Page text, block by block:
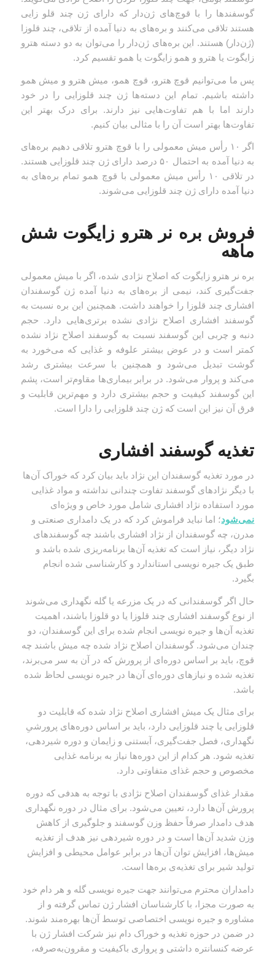
گوسفندها را با قوچ‌های ژن‌دار که دارای ژن چند قلو زایی
هستند تلاقی می‌کنند و بره‌های به دنیا آمده از تلاقی، چند قلوزا
(ژن‌دار) هستند. این بره‌های ژن‌دار را می‌توان به دو دسته هترو
زایگوت یا هترو و همو زایگوت یا همو تقسیم کرد.
پس ما می‌توانیم قوچ هترو، قوچ همو، میش هترو و میش همو
داشته باشیم. تمام این دسته‌ها ژن چند قلوزایی را در خود
دارند اما با هم تفاوت‌هایی نیز دارند. برای درک بهتر این
تفاوت‌ها بهتر است آن را با مثالی بیان کنیم.
اگر ۱۰ رأس میش معمولی را با قوچ هترو تلاقی دهیم بره‌های
به دنیا آمده به احتمال ۵۰ درصد دارای ژن چند قلوزایی هستند.
در تلاقی ۱۰ رأس میش معمولی با قوچ همو تمام بره‌های به
دنیا آمده دارای ژن چند قلوزایی می‌شوند.
فروش بره نر هترو زایگوت شش
ماهه
بره نر هترو زایگوت که اصلاح نژادی شده، اگر با میش معمولی
جفت‌گیری کند، نیمی از بره‌های به دنیا آمده ژن گوسفندان
افشاری چند قلوزا را خواهند داشت. همچنین این بره نسبت به
گوسفند افشاری اصلاح نژادی نشده برتری‌هایی دارد. حجم
دنبه و چربی این گوسفند نسبت به گوسفند اصلاح نژاد نشده
کمتر است و در عوض بیشتر علوفه‌ و غذایی که می‌خورد به
گوشت تبدیل می‌شود و همچنین با سرعت بیشتری رشد
می‌کند و پروار می‌شود. در برابر بیماری‌ها مقاوم‌تر است، پشم
این گوسفند کیفیت و حجم بیشتری دارد و مهم‌ترین قابلیت و
فرق آن نیز این است که ژن چند قلوزایی را دارا است.
تغذیه گوسفند افشاری
در مورد تغذیه گوسفندان این نژاد باید بیان کرد که خوراک آن‌ها
با دیگر نژادهای گوسفند تفاوت چندانی نداشته و مواد غذایی
مورد استفاده نژاد افشاری شامل مورد خاص و ویژه‌ای
نمی‌شود؛ اما نباید فراموش کرد که در یک دامداری صنعتی و
مدرن، چه گوسفندان از نژاد افشاری باشند چه گوسفندهای
نژاد دیگر، نیاز است که تغذیه آن‌ها برنامه‌ریزی شده باشد و
طبق یک جیره نویسی استاندارد و کارشناسی شده انجام
بگیرد.
حال اگر گوسفندانی که در یک مزرعه یا گله نگهداری می‌شوند
از نوع گوسفند افشاری چند قلوزا یا دو قلوزا باشند، اهمیت
تغذیه آن‌ها و جیره نویسی انجام شده برای این گوسفندان، دو
چندان می‌شود. گوسفندان اصلاح نژاد شده چه میش باشند چه
قوچ، باید بر اساس دوره‌ای از پرورش که در آن به سر می‌برند،
تغذیه شده و نیاز‌های دوره‌ای آن‌ها در جیره نویسی لحاظ شده
باشد.
برای مثال یک میش افشاری اصلاح نژاد شده که قابلیت دو
قلوزایی یا چند قلوزایی دارد، باید بر اساس دوره‌های پرورشیِ
نگهداری، فصل جفت‌گیری، آبستنی و زایمان و دوره شیردهی،
تغذیه شود. هر کدام از این دوره‌ها نیاز به برنامه غذایی
مخصوص و حجم غذای متفاوتی دارد.
مقدار غذای گوسفندان اصلاح نژادی با توجه به هدفی که دوره
پرورش آن‌ها دارد، تعیین می‌شود. برای مثال در دوره نگهداری
هدف دامدار صرفاً حفظ وزن گوسفند و جلوگیری از کاهش
وزن شدید آن‌ها است و در دوره شیردهی نیز هدف از تغذیه
میش‌ها، افزایش توان آن‌ها در برابر عوامل محیطی و افزایش
تولید شیر برای تغذیه‌ی بره‌ها است.
دامداران محترم می‌توانند جهت جیره نویسی گله و هر دام خود
به صورت مجزا، با کارشناسان افشار ژن تماس گرفته و از
مشاوره و جیره نویسی اختصاصی توسط آن‌ها بهره‌مند شوند.
در ضمن در حوزه تغذیه و خوراک دام نیز شرکت افشار ژن با
عرضه کنسانتره داشتی و پرواری باکیفیت و مقرون‌به‌صرفه،